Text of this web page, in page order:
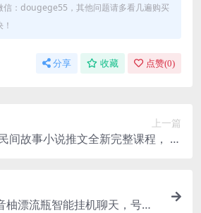
信：dougege55，其他问题请多看几遍购买
分享 收藏 点赞(0)
上一篇
间故事小说推文全新完整课程， 搭
柚漂流瓶智能挂机聊天，号称